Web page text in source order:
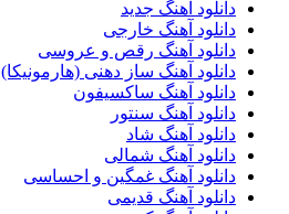
دانلود آهنگ جدید
دانلود آهنگ خارجی
دانلود آهنگ رقص و عروسی
دانلود آهنگ ساز دهنی (هارمونیکا)
دانلود آهنگ ساکسیفون
دانلود آهنگ سنتور
دانلود آهنگ شاد
دانلود آهنگ شمالی
دانلود آهنگ غمگین و احساسی
دانلود آهنگ قدیمی